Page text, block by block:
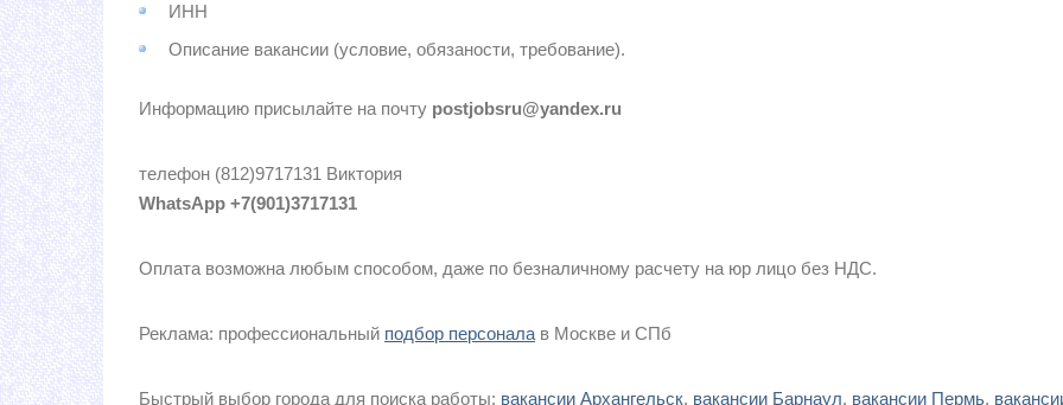
ИНН
Описание вакансии (условие, обязаности, требование).
Информацию присылайте на почту postjobsru@yandex.ru
телефон (812)9717131 Виктория
WhatsApp +7(901)3717131
Оплата возможна любым способом, даже по безналичному расчету на юр лицо без НДС.
Реклама: профессиональный подбор персонала в Москве и СПб
Быстрый выбор города для поиска работы: вакансии Архангельск, вакансии Барнаул, вакансии Пермь,